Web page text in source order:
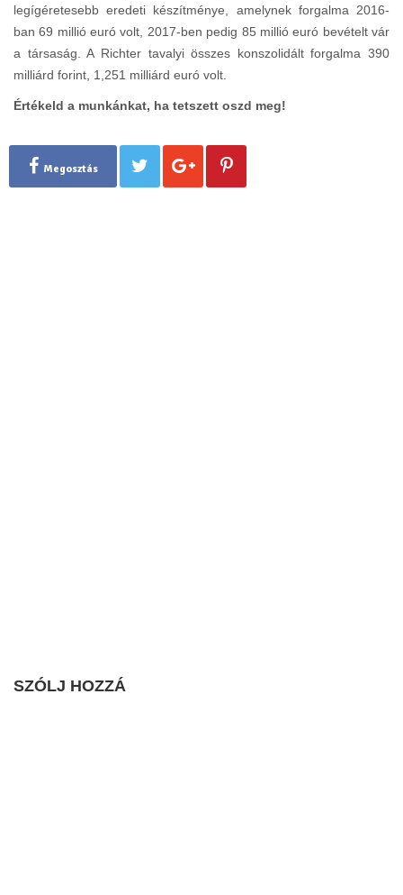
legígéretesebb eredeti készítménye, amelynek forgalma 2016-
ban 69 millió euró volt, 2017-ben pedig 85 millió euró bevételt vár
a társaság. A Richter tavalyi összes konszolidált forgalma 390
milliárd forint, 1,251 milliárd euró volt.
Értékeld a munkánkat, ha tetszett oszd meg!
Megosztás
SZÓLJ HOZZÁ